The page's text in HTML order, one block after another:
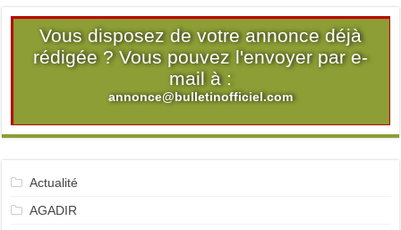
Vous disposez de votre annonce déjà
rédigée ? Vous pouvez l'envoyer par e-
mail à :
annonce@bulletinofficiel.com
Actualité
AGADIR